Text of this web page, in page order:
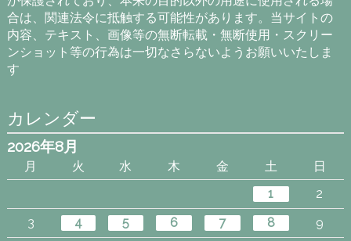
合は、関連法令に抵触する可能性があります。当サイトの
内容、テキスト、画像等の無断転載・無断使用・スクリー
ンショット等の行為は一切なさらないようお願いいたしま
す
カレンダー
2026年8月
月 火 水 木 金 土
日
1
2
3
4 5 6 7 8
9